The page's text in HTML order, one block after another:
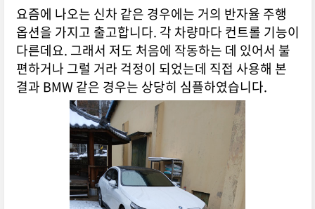
요즘에 나오는 신차 같은 경우에는 거의 반자율 주행
옵션을 가지고 출고합니다. 각 차량마다 컨트롤 기능이
다른데요. 그래서 저도 처음에 작동하는 데 있어서 불
편하거나 그럴 거라 걱정이 되었는데 직접 사용해 본
결과 BMW 같은 경우는 상당히 심플하였습니다.